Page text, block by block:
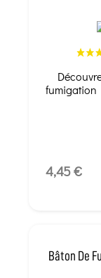
fumigation
4,45 €
Bâton De